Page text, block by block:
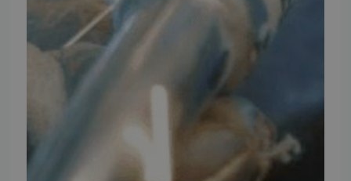
Salgs- og leveringsbetingelser
09:00 - 15:30